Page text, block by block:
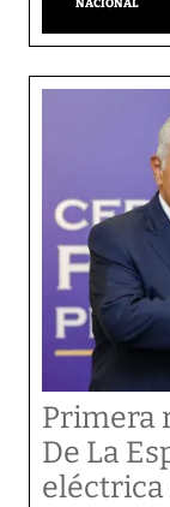
NACIONAL
Primera
De La
eléctrica